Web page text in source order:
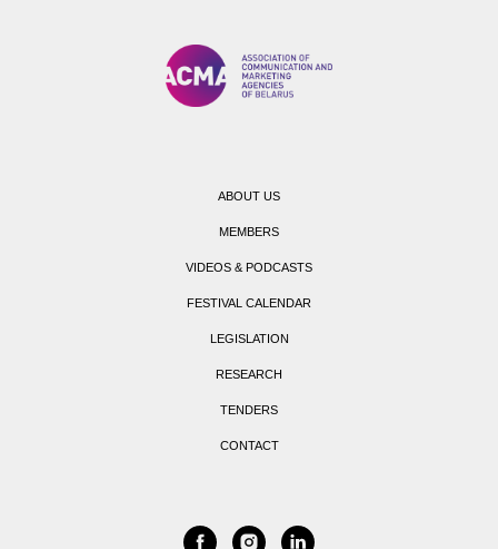
ABOUT US
MEMBERS
VIDEOS & PODCASTS
FESTIVAL CALENDAR
LEGISLATION
RESEARCH
TENDERS
CONTACT